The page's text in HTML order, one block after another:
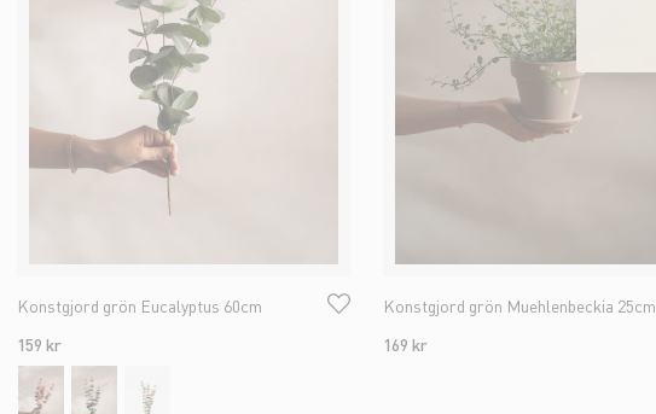
Konstgjord grön Eucalyptus 60cm
159 kr
Konstgjord grön Muehlenbeckia 25cm
169 kr